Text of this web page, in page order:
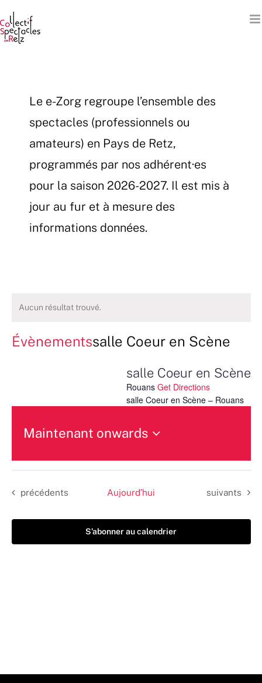
au
contenu
Le e-Zorg regroupe l’ensemble des
spectacles (professionnels ou
amateurs) en Pays de Retz,
programmés par nos adhérent·es
pour la saison 2026-2027. Il est mis à
jour au fur et à mesure des
informations données.
Aucun résultat trouvé.
Évènementssalle Coeur en Scène
salle Coeur en Scène
Rouans Get Directions
salle Coeur en Scène – Rouans
Maintenant onwards
une
date.
Évènements
précédents Aujourd’hui Évènements
suivants
S’abonner au calendrier